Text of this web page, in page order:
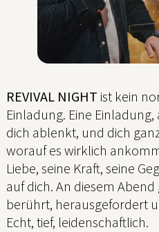
REVIVAL NIGHT ist kein
Einladung. Eine
dich ablenkt, und dich
worauf es wirklich
Liebe, seine Kraft, seine
auf dich. An diesem
berührt, herausgefordert
Echt, tief, leidenschaftlich.